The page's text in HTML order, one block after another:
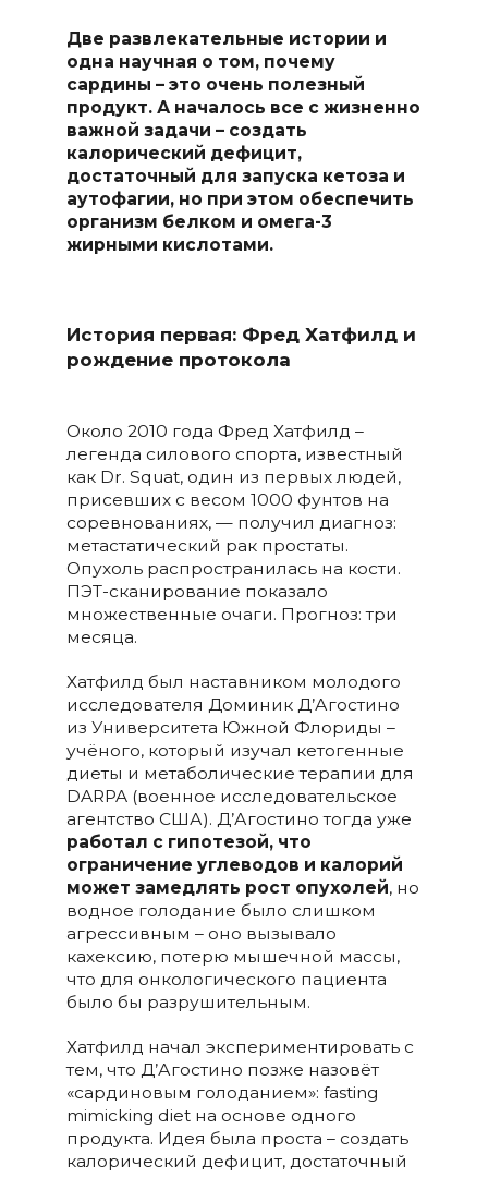
Две развлекательные истории и
одна научная о том, почему
сардины – это очень полезный
продукт. А началось все с жизненно
важной задачи – создать
калорический дефицит,
достаточный для запуска кетоза и
аутофагии, но при этом обеспечить
организм белком и омега-3
жирными кислотами.
История первая: Фред Хатфилд и
рождение протокола
Около 2010 года Фред Хатфилд –
легенда силового спорта, известный
как Dr. Squat, один из первых людей,
присевших с весом 1000 фунтов на
соревнованиях, — получил диагноз:
метастатический рак простаты.
Опухоль распространилась на кости.
ПЭТ-сканирование показало
множественные очаги. Прогноз: три
месяца.
Хатфилд был наставником молодого
исследователя Доминик Д’Агостино
из Университета Южной Флориды –
учёного, который изучал кетогенные
диеты и метаболические терапии для
DARPA (военное исследовательское
агентство США). Д’Агостино тогда уже
работал с гипотезой, что
ограничение углеводов и калорий
может замедлять рост опухолей, но
водное голодание было слишком
агрессивным – оно вызывало
кахексию, потерю мышечной массы,
что для онкологического пациента
было бы разрушительным.
Хатфилд начал экспериментировать с
тем, что Д’Агостино позже назовёт
«сардиновым голоданием»: fasting
mimicking diet на основе одного
продукта. Идея была проста – создать
калорический дефицит, достаточный